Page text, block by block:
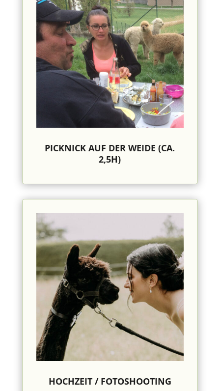
PICKNICK AUF DER WEIDE (CA.
2,5H)
HOCHZEIT / FOTOSHOOTING